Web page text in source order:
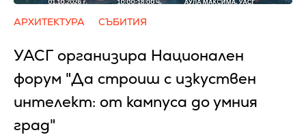
АРХИТЕКТУРА СЪБИТИЯ
УАСГ организира Национален
форум "Да строиш с изкуствен
интелект: от кампуса до умния
град"